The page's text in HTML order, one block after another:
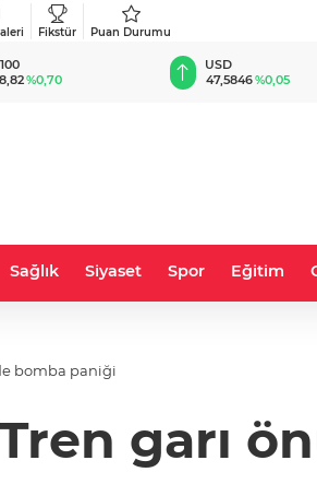
Fikstür Puan Durumu
%0,05
EUR
54,9571%-0,07
Sağlık Siyaset Spor Eğitim
bomba paniği
garı